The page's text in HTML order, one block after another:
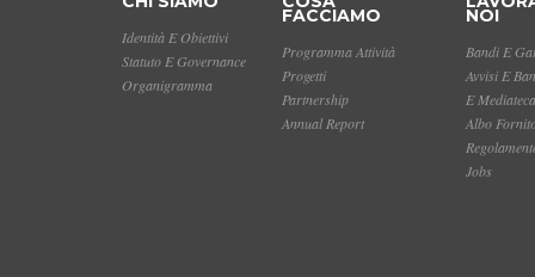
Identità E Obiettivi
Statuto E Governance
Organigramma
FACCIAMO
Programma Attività
Progetti
Partnership
Annual Report
NOI
Bandi E
Avvisi E
E Mediateca
Albo
Jobs